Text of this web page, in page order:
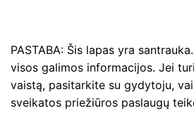
PASTABA: Šis lapas yra
visos galimos informacijos. Jei
vaistą, pasitarkite su gydytoju,
sveikatos priežiūros paslaugų